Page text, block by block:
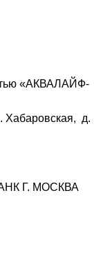
«АКВАЛАЙФ-
Хабаровская, д.
Г. МОСКВА